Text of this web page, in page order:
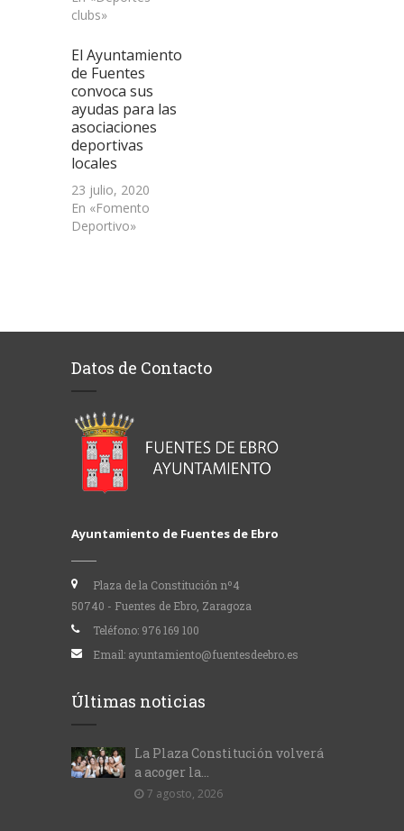
clubs»
El Ayuntamiento
de Fuentes
convoca sus
ayudas para las
asociaciones
deportivas
locales
23 julio, 2020
En «Fomento
Deportivo»
Datos de Contacto
Ayuntamiento de Fuentes de Ebro
Plaza de la Constitución nº4
50740 - Fuentes de Ebro, Zaragoza
Teléfono: 976 169 100
Email: ayuntamiento@fuentesdeebro.es
Últimas noticias
La Plaza Constitución volverá
a acoger la...
7 agosto, 2026